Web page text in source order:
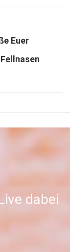
Euer
dabei